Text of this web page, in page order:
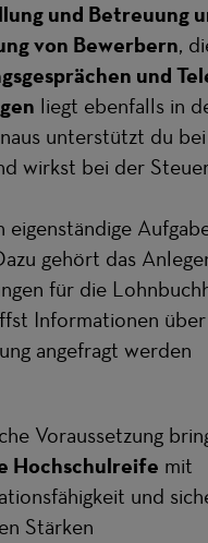
und Betreuung
von Bewerbern,
und
liegt ebenfalls in
unterstützt du
wirkst bei der
eigenständige
gehört das
für die
Informationen
angefragt werden
Voraussetzung
Hochschulreife mit
und
Stärken